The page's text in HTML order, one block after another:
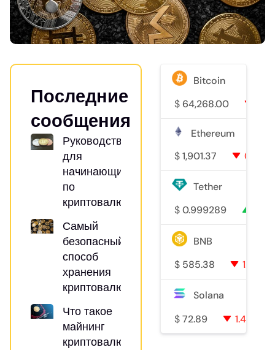
Последние
сообщения
Руководство
для
начинающих
по
криптовалютам
Самый
безопасный
способ
хранения
криптовалюты
Что такое
майнинг
криптовалют?
Bitcoin
$ 64,268.00
Ethereum
$ 1,901.37 0.5%
Tether
$ 0.999289
BNB
$ 585.38 1.6%
Solana
$ 72.89 1.4%